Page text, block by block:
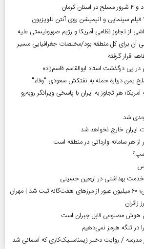
از تجاوز نظامی آمریکا و رژیم صهیونیستی علیه
آن برای کل منطقه بود/مختصات جغرافیایی مسیر
قرار گرفته
پی درگذشت استاد ابوالقاسم قاسم‌زاده
یمن درباره حمله به نفتکش سعودی "وفاء"
هر تجاوز به ایران با پاسخی ویرانگر روبه‌رو
جدی شد
ایران خارج نخواهد شد
از هر سامانه وارداتی در منطقه است
رکوردشکنی تردد اربعینی؛ ۶۰ میلیون عبور از مرزهای هفت‌گانه ثبت شد | مهران
هوش مصنوعی قابل جبران است
در تنگه هرمز نمی‌دهیم
مدرسه / روایت دختر ژیمناستیک‌کاری که آسمانی شد